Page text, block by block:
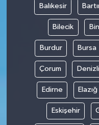
Balıkesir
Bilecik
Burdur Bursa
Çorum Denizli
Edirne Elazığ
Eskişehir